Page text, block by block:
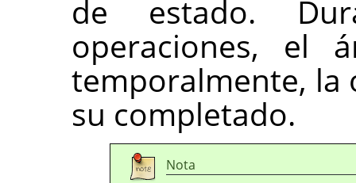
de estado.
operaciones, el
temporalmente, la
su completado.
Nota